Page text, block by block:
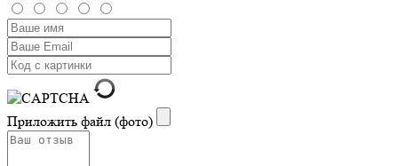
Приложить файл (фото)